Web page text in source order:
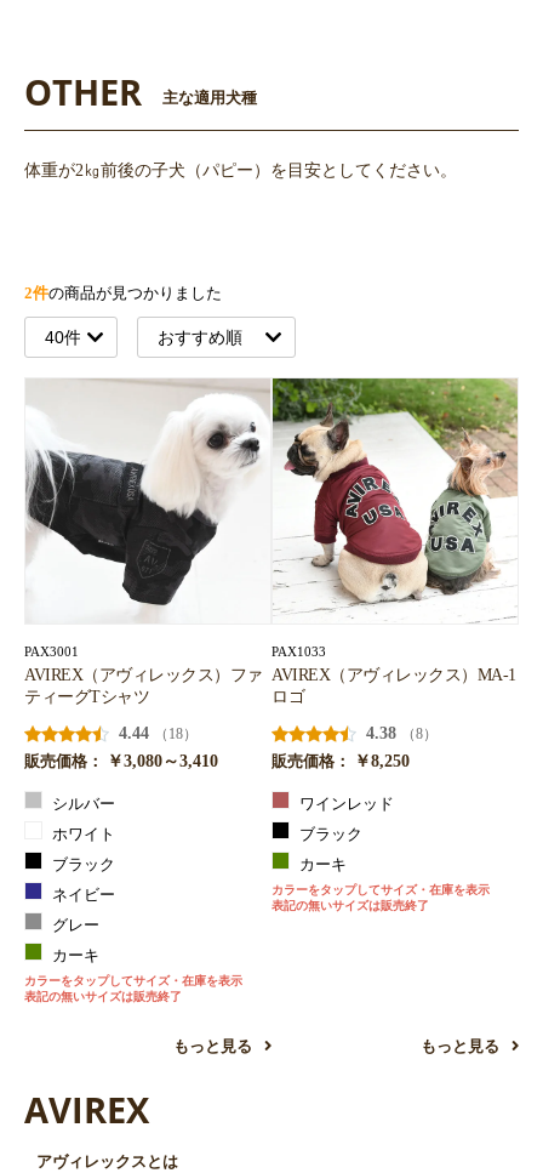
OTHER 主な適用犬種
体重が2㎏前後の子犬（パピー）を目安としてください。
2件の商品が見つかりました
PAX3001
AVIREX（アヴィレックス）ファ
ティーグTシャツ
4.44
（18）
販売価格：
￥3,080～3,410
シルバー
ホワイト
ブラック
ネイビー
グレー
カーキ
カラーをタップしてサイズ・在庫を表示
表記の無いサイズは販売終了
もっと見る
PAX1033
AVIREX（アヴィレックス）MA-1
ロゴ
4.38
（8）
販売価格：
￥8,250
ワインレッド
ブラック
カーキ
カラーをタップしてサイズ・在庫を表示
表記の無いサイズは販売終了
もっと見る
AVIREX
アヴィレックスとは